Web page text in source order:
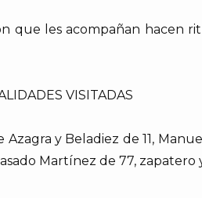
que les acompañan hacen
VISITADAS
y Beladiez de 11,
Martínez de 77,